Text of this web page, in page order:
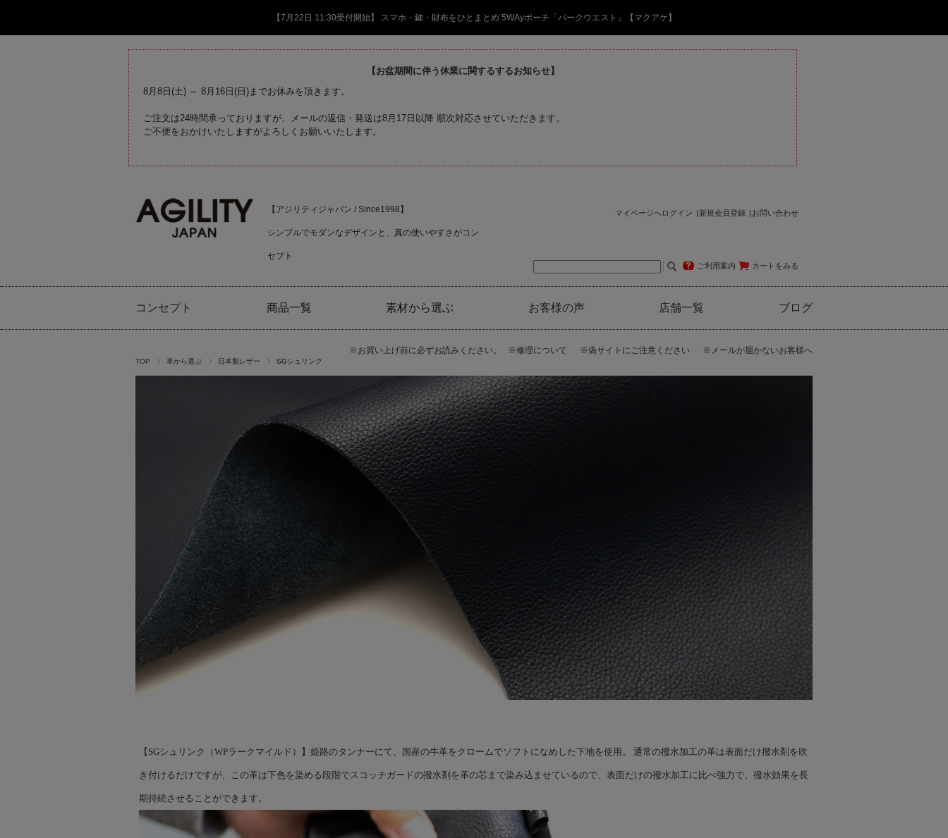
【7月22日 11:30受付開始】 スマホ・鍵・財布をひとまとめ 5WAyポーチ「パークウエスト」【マクアケ】
【お盆期間に伴う休業に関するするお知らせ】
8月8日(土) ～ 8月16日(日)までお休みを頂きます。
ご注文は24時間承っておりますが、メールの返信・発送は8月17日以降 順次対応させていただきます。
ご不便をおかけいたしますがよろしくお願いいたします。
【アジリティジャパン / Since1998】
シンプルでモダンなデザインと、真の使いやすさがコン
セプト
マイページへログイン 新規会員登録 お問い合わせ
ご利用案内 カートをみる
コンセプト 商品一覧 素材から選ぶ お客様の声 店舗一覧 ブログ
※お買い上げ前に必ずお読みください。 ※修理について ※偽サイトにご注意ください ※メールが届かないお客様へ
TOP 革から選ぶ 日本製レザー SGシュリンク
【SGシュリンク（WPラークマイルド）】姫路のタンナーにて、国産の牛革をクロームでソフトになめした下地を使用。 通常の撥水加工の革は表面だけ撥水剤を吹
き付けるだけですが、この革は下色を染める段階でスコッチガードの撥水剤を革の芯まで染み込ませているので、表面だけの撥水加工に比べ強力で、撥水効果を長
期持続させることができます。